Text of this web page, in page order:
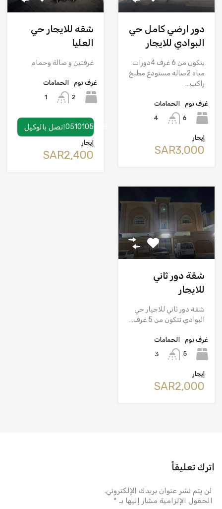
دور ارضي كامل حي
البوادي للايجار
يتكون من 6 غرف 4دورات
مياه 2صاله مستودع مطبخ
راكب…
غرف نوم
6
الحمامات
4
إيجار
‪SAR3,000
شقه للايجار حي
العليا
غرفتين و صالة وحمام
غرف نوم
2
الحمامات
1
اتصل بالوكيل0510105858
إيجار
‪SAR2,400
شقة دور ثاني
للايجار
شقة دور ثاني للاجيار حي
البوادي تتكون من 5 غرف…
غرف نوم
5
الحمامات
3
إيجار
‪SAR2,000
اترك تعليقاً
لن يتم نشر عنوان بريدك الإلكتروني.
الحقول الإلزامية مشار إليها بـ *